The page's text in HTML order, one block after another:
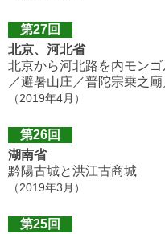
第27回
北京、河北省
北京から河北路を内モン
／避暑山庄／普陀宗乗之
（2019年4月）
第26回
湖南省
黔陽古城と洪江古商城
（2019年3月）
第25回